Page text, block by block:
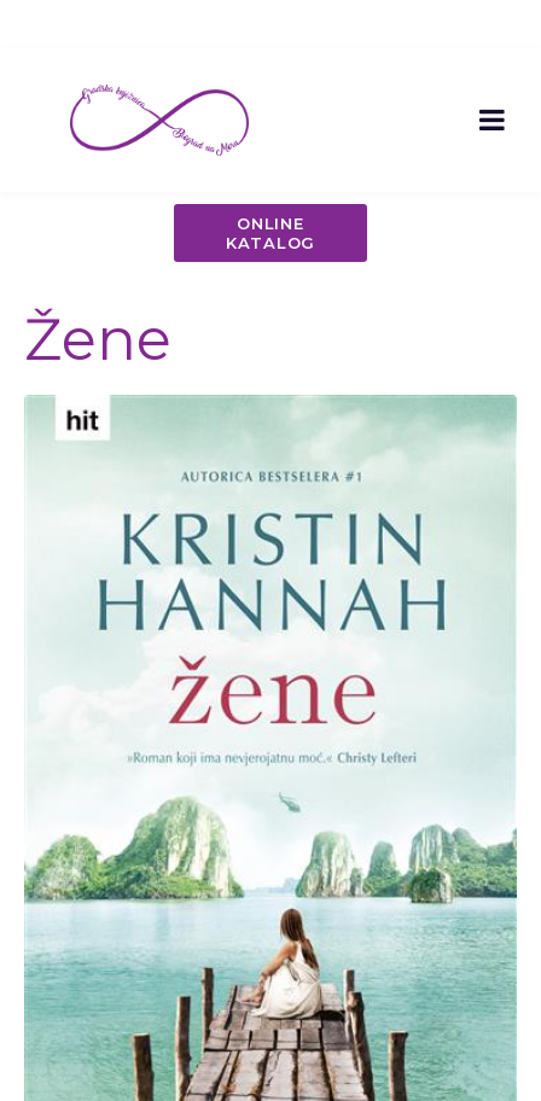
ONLINE
KATALOG
Žene